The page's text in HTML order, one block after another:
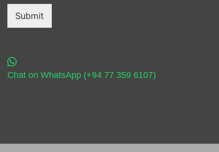
Submit
Chat on WhatsApp (+94 77 359 6107)